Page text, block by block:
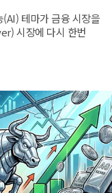
테마가 금융 시장을
시장에 다시 한번